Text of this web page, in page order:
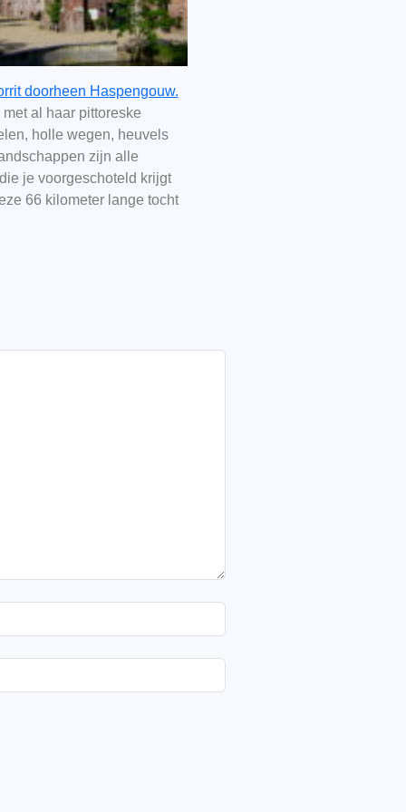
doorheen Haspengouw.
al haar pittoreske
holle wegen, heuvels
zijn alle
je voorgeschoteld krijgt
66 kilometer lange tocht